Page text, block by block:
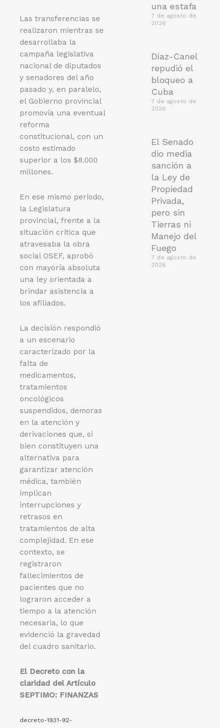
Las transferencias se
realizaron mientras se
desarrollaba la
campaña legislativa
nacional de diputados
y senadores del año
pasado y, en paralelo,
el Gobierno provincial
promovía una eventual
reforma
constitucional, con un
costo estimado
superior a los $8.000
millones.
En ese mismo período,
la Legislatura
provincial, frente a la
situación crítica que
atravesaba la obra
social OSEF, aprobó
con mayoría absoluta
una ley orientada a
brindar asistencia a
los afiliados.
La decisión respondió
a un escenario
caracterizado por la
falta de
medicamentos,
tratamientos
oncológicos
suspendidos, demoras
en la atención y
derivaciones que, si
bien constituyen una
alternativa para
garantizar atención
médica, también
implican
interrupciones y
retrasos en
tratamientos de alta
complejidad. En ese
contexto, se
registraron
fallecimientos de
pacientes que no
lograron acceder a
tiempo a la atención
necesaria, lo que
evidenció la gravedad
del cuadro sanitario.
El Decreto con la
claridad del Artículo
SEPTIMO: FINANZAS
decreto-1931-92-
una estafa
7 de agosto de
2026
Díaz-Canel
repudió el
bloqueo a
Cuba
7 de agosto de
2026
El Senado
dio media
sanción a
la Ley de
Propiedad
Privada,
pero sin
Tierras ni
Manejo del
Fuego
7 de agosto de
2026